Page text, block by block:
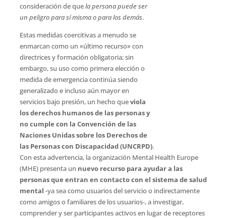
consideración de quela persona puede ser
un peligro para sí misma o para los demás.
Estas medidas coercitivas a menudo se
enmarcan como un «último recurso» con
directrices y formación obligatoria; sin
embargo, su uso como primera elección o
medida de emergencia continúa siendo
generalizado e incluso aún mayor en
servicios bajo presión, un hecho queviola
los derechos humanos de las personas y
no cumple con la Convención de las
Naciones Unidas sobre los Derechos de
las Personas con Discapacidad (UNCRPD).
Con esta advertencia, la organización Mental Health Europe
(MHE) presenta un nuevo recurso para ayudar a las
personas que entran en contacto con el sistema de salud
mental -ya sea como usuarios del servicio o indirectamente
como amigos o familiares de los usuarios-, a investigar,
comprender y ser participantes activos en lugar de receptores